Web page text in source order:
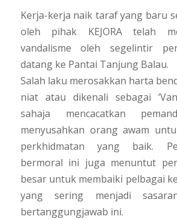
Kerja-kerja naik taraf yang baru
oleh pihak KEJORA telah
vandalisme oleh segelintir
datang ke Pantai Tanjung Balau.
Salah laku merosakkan harta
niat atau dikenali sebagai
sahaja mencacatkan
menyusahkan orang awam
perkhidmatan yang baik.
bermoral ini juga menuntut
besar untuk membaiki pelbagai
yang sering menjadi
bertanggungjawab ini.